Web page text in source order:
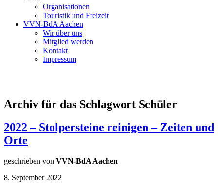
Organisationen
Touristik und Freizeit
VVN-BdA Aachen
Wir über uns
Mitglied werden
Kontakt
Impressum
Archiv für das Schlagwort Schüler
2022 – Stolpersteine reinigen – Zeiten und
Orte
geschrieben von VVN-BdA Aachen
8. September 2022